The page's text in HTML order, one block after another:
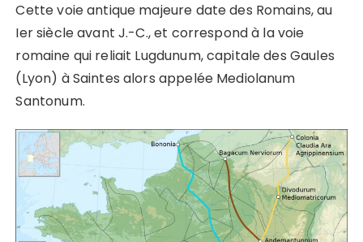
Cette voie antique majeure date des Romains, au
Ier siècle avant J.-C., et correspond à la voie
romaine qui reliait Lugdunum, capitale des Gaules
(Lyon) à Saintes alors appelée Mediolanum
Santonum.